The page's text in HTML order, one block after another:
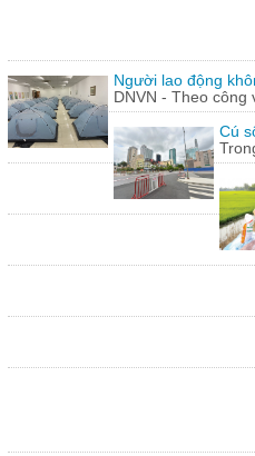
Người lao động
DNVN - Theo
Cú